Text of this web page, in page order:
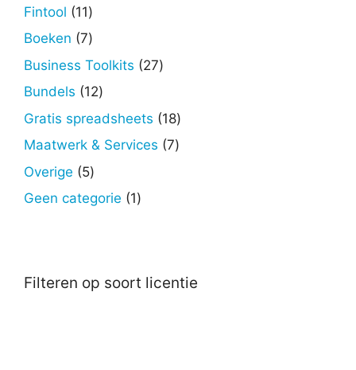
Fintool 1111
producten
Boeken 77
producten
Business Toolkits 2727
Bundels 1212
producten
Gratis spreadsheets 1818
producten
Maatwerk & Services 77
Overige 55
producten
Geen categorie 11
Filteren op soort licentie